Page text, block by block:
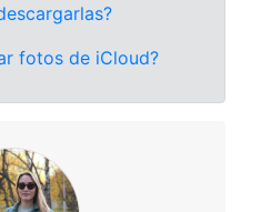
fotos de iCloud?